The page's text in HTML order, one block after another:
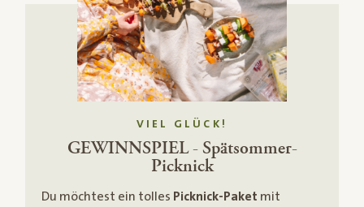
VIEL GLÜCK!
GEWINNSPIEL - Spätsommer-
Picknick
Du möchtest ein tolles Picknick-Paket mit